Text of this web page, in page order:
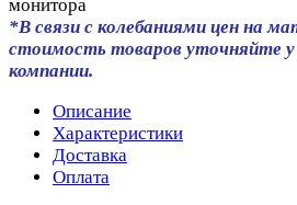
монитора
*В связи с колебаниями цен на
стоимость товаров уточняйте
компании.
Описание
Характеристики
Доставка
Оплата